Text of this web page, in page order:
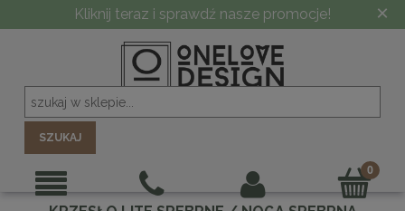
Kliknij teraz i sprawdź nasze promocje! ×
SZUKAJ